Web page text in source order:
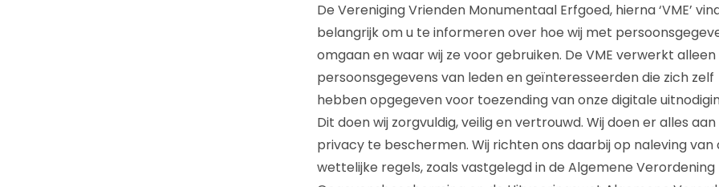
De Vereniging Vrienden Monumentaal Erfgoed, hierna ‘VME’
belangrijk om u te informeren over hoe wij met
omgaan en waar wij ze voor gebruiken. De VME verwerkt alleen
persoonsgegevens van leden en geïnteresseerden die zich zelf
hebben opgegeven voor toezending van onze digitale
Dit doen wij zorgvuldig, veilig en vertrouwd. Wij doen er alles
privacy te beschermen. Wij richten ons daarbij op naleving van
wettelijke regels, zoals vastgelegd in de Algemene Verordening